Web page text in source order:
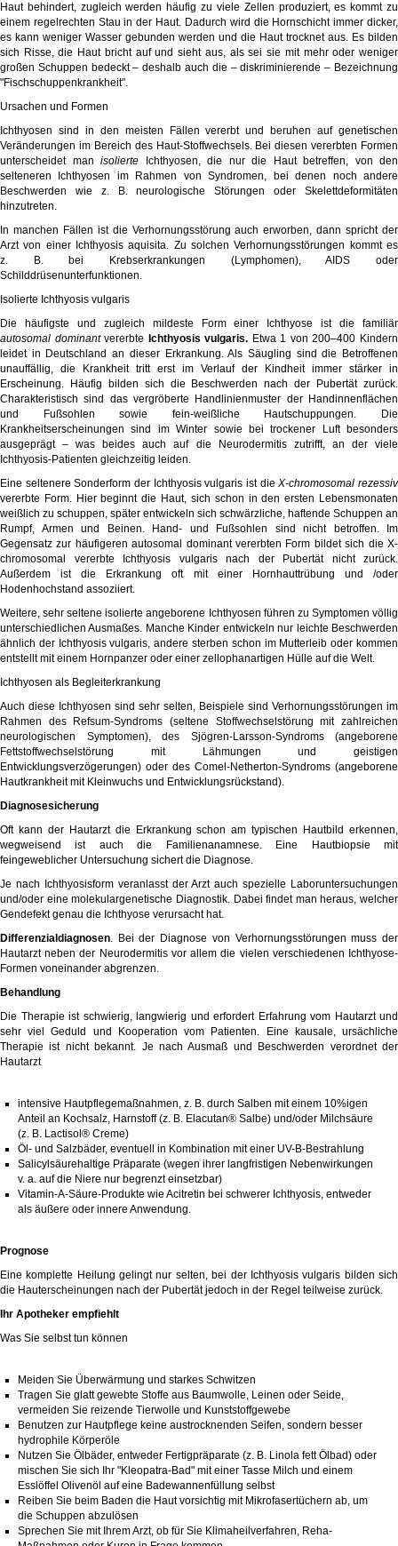
Haut behindert, zugleich werden häufig zu viele Zellen produziert, es kommt zu
einem regelrechten Stau in der Haut. Dadurch wird die Hornschicht immer dicker,
es kann weniger Wasser gebunden werden und die Haut trocknet aus. Es bilden
sich Risse, die Haut bricht auf und sieht aus, als sei sie mit mehr oder weniger
großen Schuppen bedeckt – deshalb auch die – diskriminierende – Bezeichnung
"Fischschuppenkrankheit".
Ursachen und Formen
Ichthyosen sind in den meisten Fällen vererbt und beruhen auf genetischen
Veränderungen im Bereich des Haut-Stoffwechsels. Bei diesen vererbten Formen
unterscheidet man isolierte Ichthyosen, die nur die Haut betreffen, von den
selteneren Ichthyosen im Rahmen von Syndromen, bei denen noch andere
Beschwerden wie z. B. neurologische Störungen oder Skelettdeformitäten
hinzutreten.
In manchen Fällen ist die Verhornungsstörung auch erworben, dann spricht der
Arzt von einer Ichthyosis aquisita. Zu solchen Verhornungsstörungen kommt es
z. B. bei Krebserkrankungen (Lymphomen), AIDS oder
Schilddrüsenunterfunktionen.
Isolierte Ichthyosis vulgaris
Die häufigste und zugleich mildeste Form einer Ichthyose ist die familiär
autosomal dominantvererbte Ichthyosis vulgaris. Etwa 1 von 200–400 Kindern
leidet in Deutschland an dieser Erkrankung. Als Säugling sind die Betroffenen
unauffällig, die Krankheit tritt erst im Verlauf der Kindheit immer stärker in
Erscheinung. Häufig bilden sich die Beschwerden nach der Pubertät zurück.
Charakteristisch sind das vergröberte Handlinienmuster der Handinnenflächen
und Fußsohlen sowie fein-weißliche Hautschuppungen. Die
Krankheitserscheinungen sind im Winter sowie bei trockener Luft besonders
ausgeprägt – was beides auch auf die Neurodermitis zutrifft, an der viele
Ichthyosis-Patienten gleichzeitig leiden.
Eine seltenere Sonderform der Ichthyosis vulgaris ist die X-chromosomal rezessiv
vererbte Form. Hier beginnt die Haut, sich schon in den ersten Lebensmonaten
weißlich zu schuppen, später entwickeln sich schwärzliche, haftende Schuppen an
Rumpf, Armen und Beinen. Hand- und Fußsohlen sind nicht betroffen. Im
Gegensatz zur häufigeren autosomal dominant vererbten Form bildet sich die X-
chromosomal vererbte Ichthyosis vulgaris nach der Pubertät nicht zurück.
Außerdem ist die Erkrankung oft mit einer Hornhauttrübung und /oder
Hodenhochstand assoziiert.
Weitere, sehr seltene isolierte angeborene Ichthyosen führen zu Symptomen völlig
unterschiedlichen Ausmaßes. Manche Kinder entwickeln nur leichte Beschwerden
ähnlich der Ichthyosis vulgaris, andere sterben schon im Mutterleib oder kommen
entstellt mit einem Hornpanzer oder einer zellophanartigen Hülle auf die Welt.
Ichthyosen als Begleiterkrankung
Auch diese Ichthyosen sind sehr selten, Beispiele sind Verhornungsstörungen im
Rahmen des Refsum-Syndroms (seltene Stoffwechselstörung mit zahlreichen
neurologischen Symptomen), des Sjögren-Larsson-Syndroms (angeborene
Fettstoffwechselstörung mit Lähmungen und geistigen
Entwicklungsverzögerungen) oder des Comel-Netherton-Syndroms (angeborene
Hautkrankheit mit Kleinwuchs und Entwicklungsrückstand).
Diagnosesicherung
Oft kann der Hautarzt die Erkrankung schon am typischen Hautbild erkennen,
wegweisend ist auch die Familienanamnese. Eine Hautbiopsie mit
feingeweblicher Untersuchung sichert die Diagnose.
Je nach Ichthyosisform veranlasst der Arzt auch spezielle Laboruntersuchungen
und/oder eine molekulargenetische Diagnostik. Dabei findet man heraus, welcher
Gendefekt genau die Ichthyose verursacht hat.
Differenzialdiagnosen. Bei der Diagnose von Verhornungsstörungen muss der
Hautarzt neben der Neurodermitis vor allem die vielen verschiedenen Ichthyose-
Formen voneinander abgrenzen.
Behandlung
Die Therapie ist schwierig, langwierig und erfordert Erfahrung vom Hautarzt und
sehr viel Geduld und Kooperation vom Patienten. Eine kausale, ursächliche
Therapie ist nicht bekannt. Je nach Ausmaß und Beschwerden verordnet der
Hautarzt
intensive Hautpflegemaßnahmen, z. B. durch Salben mit einem 10%igen
Anteil an Kochsalz, Harnstoff(z. B. Elacutan® Salbe) und/oder Milchsäure
(z. B. Lactisol® Creme)
Öl- und Salzbäder, eventuell in Kombination mit einer UV-B-Bestrahlung
Salicylsäurehaltige Präparate (wegen ihrer langfristigen Nebenwirkungen
v. a. auf die Niere nur begrenzt einsetzbar)
Vitamin-A-Säure-Produkte wie Acitretin bei schwerer Ichthyosis, entweder
als äußere oder innere Anwendung.
Prognose
Eine komplette Heilung gelingt nur selten, bei der Ichthyosis vulgaris bilden sich
die Hauterscheinungen nach der Pubertät jedoch in der Regel teilweise zurück.
Ihr Apotheker empfiehlt
Was Sie selbst tun können
Meiden Sie Überwärmung und starkes Schwitzen
Tragen Sie glatt gewebte Stoffe aus Baumwolle, Leinen oder Seide,
vermeiden Sie reizende Tierwolle und Kunststoffgewebe
Benutzen zur Hautpflege keine austrocknenden Seifen, sondern besser
hydrophile Körperöle
Nutzen Sie Ölbäder, entweder Fertigpräparate (z. B. Linola fett Ölbad) oder
mischen Sie sich Ihr "Kleopatra-Bad" mit einer Tasse Milch und einem
Esslöffel Olivenöl auf eine Badewannenfüllung selbst
Reiben Sie beim Baden die Haut vorsichtig mit Mikrofasertüchern ab, um
die Schuppen abzulösen
Sprechen Sie mit Ihrem Arzt, ob für Sie Klimaheilverfahren, Reha-